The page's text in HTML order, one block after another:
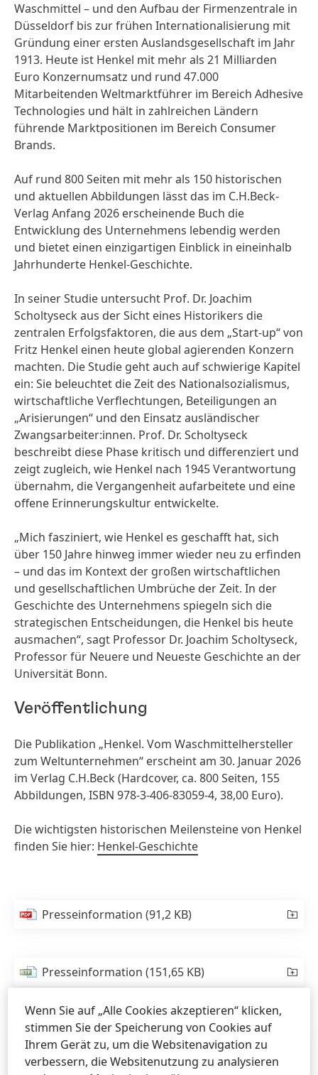
Waschmittel – und den Aufbau der Firmenzentrale in
Düsseldorf bis zur frühen Internationalisierung mit
Gründung einer ersten Auslandsgesellschaft im Jahr
1913. Heute ist Henkel mit mehr als 21 Milliarden
Euro Konzernumsatz und rund 47.000
Mitarbeitenden Weltmarktführer im Bereich Adhesive
Technologies und hält in zahlreichen Ländern
führende Marktpositionen im Bereich Consumer
Brands.
Auf rund 800 Seiten mit mehr als 150 historischen
und aktuellen Abbildungen lässt das im C.H.Beck-
Verlag Anfang 2026 erscheinende Buch die
Entwicklung des Unternehmens lebendig werden
und bietet einen einzigartigen Einblick in eineinhalb
Jahrhunderte Henkel-Geschichte.
In seiner Studie untersucht Prof. Dr. Joachim
Scholtyseck aus der Sicht eines Historikers die
zentralen Erfolgsfaktoren, die aus dem „Start-up“ von
Fritz Henkel einen heute global agierenden Konzern
machten. Die Studie geht auch auf schwierige Kapitel
ein: Sie beleuchtet die Zeit des Nationalsozialismus,
wirtschaftliche Verflechtungen, Beteiligungen an
„Arisierungen“ und den Einsatz ausländischer
Zwangsarbeiter:innen. Prof. Dr. Scholtyseck
beschreibt diese Phase kritisch und differenziert und
zeigt zugleich, wie Henkel nach 1945 Verantwortung
übernahm, die Vergangenheit aufarbeitete und eine
offene Erinnerungskultur entwickelte.
„Mich fasziniert, wie Henkel es geschafft hat, sich
über 150 Jahre hinweg immer wieder neu zu erfinden
– und das im Kontext der großen wirtschaftlichen
und gesellschaftlichen Umbrüche der Zeit. In der
Geschichte des Unternehmens spiegeln sich die
strategischen Entscheidungen, die Henkel bis heute
ausmachen“, sagt Professor Dr. Joachim Scholtyseck,
Professor für Neuere und Neueste Geschichte an der
Universität Bonn.
Veröffentlichung
Die Publikation „Henkel. Vom Waschmittelhersteller
zum Weltunternehmen“ erscheint am 30. Januar 2026
im Verlag C.H.Beck (Hardcover, ca. 800 Seiten, 155
Abbildungen, ISBN 978-3-406-83059-4, 38,00 Euro).
Die wichtigsten historischen Meilensteine von Henkel
finden Sie hier: Henkel-Geschichte
Presseinformation(91,2 KB)
Presseinformation(151,65 KB)
Wenn Sie auf „Alle Cookies akzeptieren“ klicken,
stimmen Sie der Speicherung von Cookies auf
Ihrem Gerät zu, um die Websitenavigation zu
verbessern, die Websitenutzung zu analysieren